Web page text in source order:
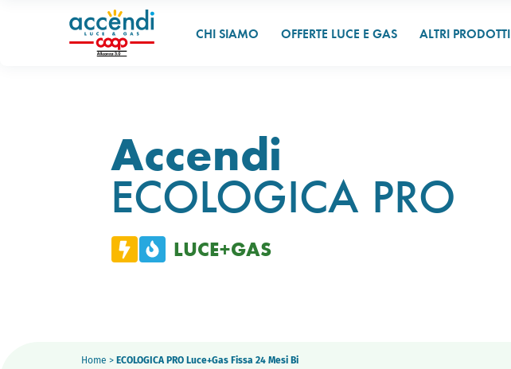
CHI SIAMO OFFERTE LUCE E GAS ALTRI PRODOTTI
Accendi
ECOLOGICA PRO
LUCE+GAS
Home > ECOLOGICA PRO Luce+Gas Fissa 24 Mesi Bi